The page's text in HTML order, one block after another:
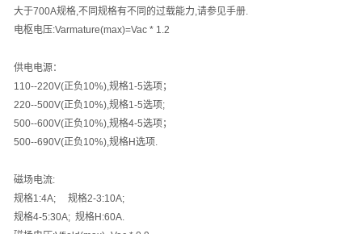
大于700A规格,不同规格有不同的过载能力,请参见手册.
电枢电压:Varmature(max)=Vac * 1.2
供电电源：
110--220V(正负 10%),规格1-5选项；
220--500V(正负 10%),规格1-5选项;
500--600V(正负 10%),规格4-5选项；
500--690V(正负 10%),规格H选项.
磁场电流:
规格1:4A; 规格2-3:10A;
规格4-5:30A; 规格H:60A.